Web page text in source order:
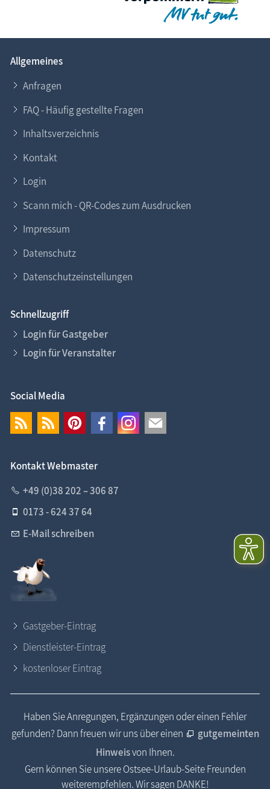
Allgemeines
Anfragen
FAQ - Häufig gestellte Fragen
Inhaltsverzeichnis
Kontakt
Login
Scann mich - QR-Codes zum Ausdrucken
Impressum
Datenschutz
Datenschutzeinstellungen
Schnellzugriff
Login für Gastgeber
Login für Veranstalter
Social Media
Kontakt Webmaster
+49 (0)38 202 – 306 87
0173 - 624 37 64
E-Mail schreiben
Gastgeber-Eintrag
Dienstleister-Eintrag
kostenloser Eintrag
Haben Sie Anregungen, Ergänzungen oder einen Fehler
gefunden? Dann freuen wir uns über einen
gutgemeinten
Hinweisvon Ihnen.
Gern können Sie unsere Ostsee-Urlaub-Seite Freunden
weiterempfehlen. Wir sagen DANKE!